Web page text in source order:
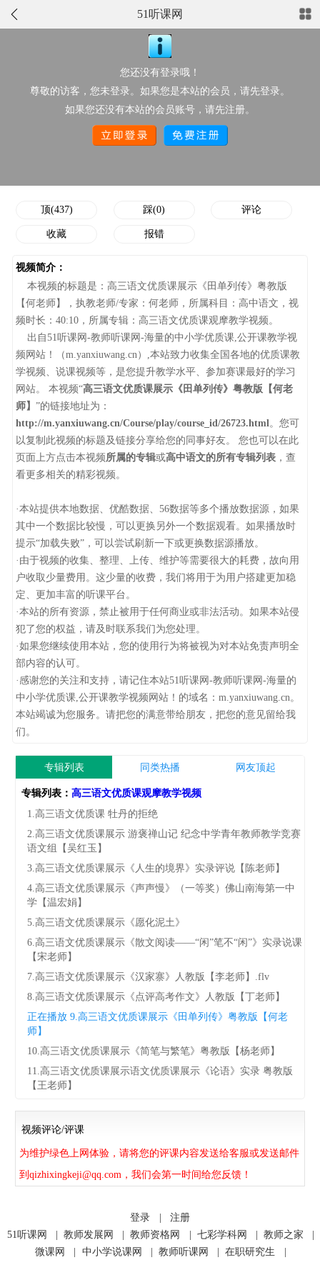
51听课网
您还没有登录哦！
尊敬的访客，您未登录。如果您是本站的会员，请先登录。
如果您还没有本站的会员账号，请先注册。
正在播放：高三语文优质课展示《田单列传》粤教版【何老师】
点此上传配套资源
12-10 15:23:03 顶/踩次数： 437/0
顶(437) 踩(0) 评论
收藏 报错
视频简介：
本视频的标题是：高三语文优质课展示《田单列传》粤教版
【何老师】，执教老师/专家：何老师，所属科目：高中语文，视
频时长：40:10，所属专辑：高三语文优质课观摩教学视频。
出自51听课网-教师听课网-海量的中小学优质课,公开课教学视
频网站！（m.yanxiuwang.cn）,本站致力收集全国各地的优质课教
学视频、说课视频等，是您提升教学水平、参加赛课最好的学习
网站。 本视频“高三语文优质课展示《田单列传》粤教版【何老
师】”的链接地址为：
http://m.yanxiuwang.cn/Course/play/course_id/26723.html。您可
以复制此视频的标题及链接分享给您的同事好友。 您也可以在此
页面上方点击本视频所属的专辑或高中语文的所有专辑列表 ，查
看更多相关的精彩视频。
·本站提供本地数据、优酷数据、56数据等多个播放数据源，如果
其中一个数据比较慢，可以更换另外一个数据观看。如果播放时
提示“加载失败”，可以尝试刷新一下或更换数据源播放。
·由于视频的收集、整理、上传、维护等需要很大的耗费，故向用
户收取少量费用。这少量的收费，我们将用于为用户搭建更加稳
定、更加丰富的听课平台。
·本站的所有资源，禁止被用于任何商业或非法活动。如果本站侵
犯了您的权益，请及时联系我们为您处理。
·如果您继续使用本站，您的使用行为将被视为对本站免责声明全
部内容的认可。
·感谢您的关注和支持，请记住本站51听课网-教师听课网-海量的
中小学优质课,公开课教学视频网站！的域名：m.yanxiuwang.cn。
本站竭诚为您服务。请把您的满意带给朋友，把您的意见留给我
们。
专辑列表 同类热播 网友顶起
专辑列表：高三语文优质课观摩教学视频
1.高三语文优质课 牡丹的拒绝
2.高三语文优质课展示 游褒禅山记 纪念中学青年教师教学竞赛
语文组【吴红玉】
3.高三语文优质课展示《人生的境界》实录评说【陈老师】
4.高三语文优质课展示《声声慢》（一等奖）佛山南海第一中
学【温宏娟】
5.高三语文优质课展示《愿化泥土》
6.高三语文优质课展示《散文阅读――“闲”笔不“闲”》实录说课
【宋老师】
7.高三语文优质课展示《汉家寨》人教版【李老师】.flv
8.高三语文优质课展示《点评高考作文》人教版【丁老师】
正在播放9.高三语文优质课展示《田单列传》粤教版【何老
师】
10.高三语文优质课展示《简笔与繁笔》粤教版【杨老师】
11.高三语文优质课展示语文优质课展示《论语》实录 粤教版
【王老师】
视频评论/评课
为维护绿色上网体验，请将您的评课内容发送给客服或发送邮件
到qizhixingkeji@qq.com，我们会第一时间给您反馈！
登录 |
注册
51听课网
| 教师发展网 | 教师资格网 | 七彩学科网 | 教师之家
|
微课网
| 中小学说课网 | 教师听课网 | 在职研究生 |